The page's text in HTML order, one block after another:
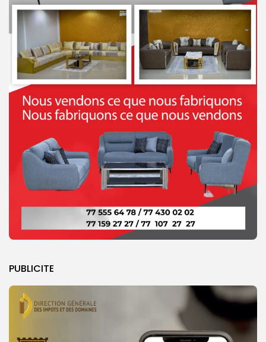
PUBLICITE